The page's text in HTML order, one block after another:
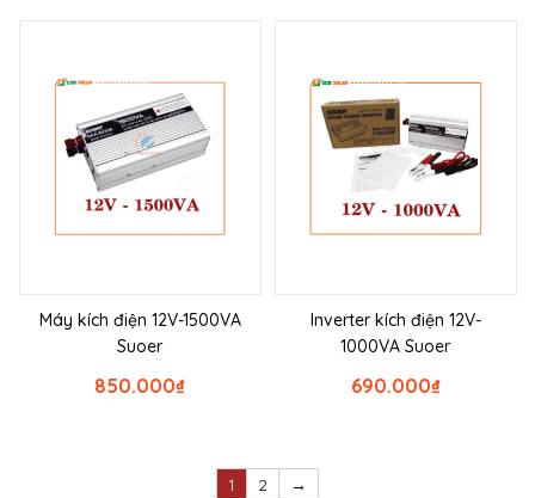
Máy kích điện 12V-1500VA
Suoer
₫
850.000
Inverter kích điện 12V-
1000VA Suoer
₫
690.000
1 2 →